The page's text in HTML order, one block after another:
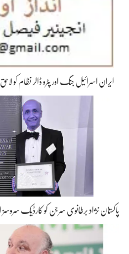
ایران اسرائیل جنگ اور پٹرو ڈالر نظام کو
پاکستان نژاد برطانوی سرجن کو کارڈیک